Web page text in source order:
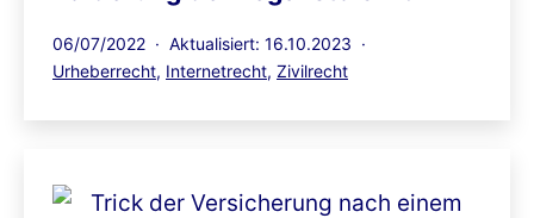
Veröffentlicht
am
06/07/2022
Aktualisiert: 16.10.2023
Kategorisiert
Urheberrecht, Internetrecht, Zivilrecht